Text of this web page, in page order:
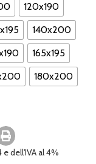
120x190
140x200
165x195
180x200
e dell'IVA al 4%